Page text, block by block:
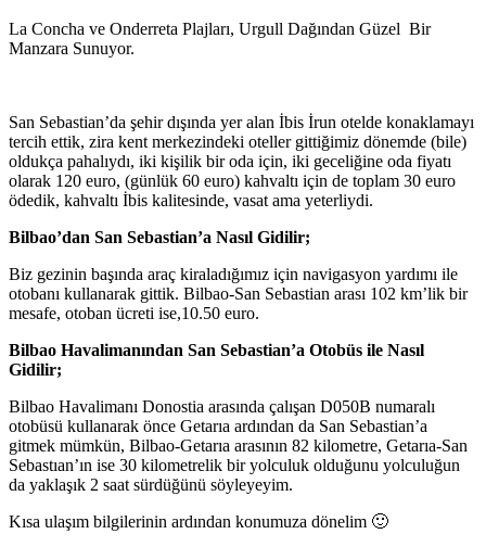
La Concha ve Onderreta Plajları, Urgull Dağından Güzel Bir
Manzara Sunuyor.
San Sebastian’da şehir dışında yer alan İbis İrun otelde konaklamayı
tercih ettik, zira kent merkezindeki oteller gittiğimiz dönemde (bile)
oldukça pahalıydı, iki kişilik bir oda için, iki geceliğine oda fiyatı
olarak 120 euro, (günlük 60 euro) kahvaltı için de toplam 30 euro
ödedik, kahvaltı İbis kalitesinde, vasat ama yeterliydi.
Bilbao’dan San Sebastian’a Nasıl Gidilir;
Biz gezinin başında araç kiraladığımız için navigasyon yardımı ile
otobanı kullanarak gittik. Bilbao-San Sebastian arası 102 km’lik bir
mesafe, otoban ücreti ise,10.50 euro.
Bilbao Havalimanından San Sebastian’a Otobüs ile Nasıl
Gidilir;
Bilbao Havalimanı Donostia arasında çalışan D050B numaralı
otobüsü kullanarak önce Getarıa ardından da San Sebastian’a
gitmek mümkün, Bilbao-Getarıa arasının 82 kilometre, Getarıa-San
Sebastıan’ın ise 30 kilometrelik bir yolculuk olduğunu yolculuğun
da yaklaşık 2 saat sürdüğünü söyleyeyim.
Kısa ulaşım bilgilerinin ardından konumuza dönelim 🙂